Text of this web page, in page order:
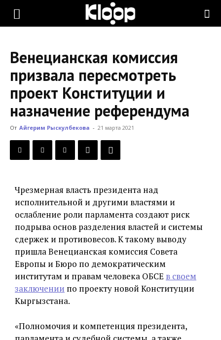
KLOOP.KG
Новости
Кыргызстана
Венецианская комиссия
призвала пересмотреть
проект Конституции и
назначение референдума
От Айгерим Рыскулбекова - 21 марта 2021
Чрезмерная власть президента над
исполнительной и другими властями и
ослабление роли парламента создают риск
подрыва основ разделения властей и системы
сдержек и противовесов. К такому выводу
пришла Венецианская комиссия Совета
Европы и Бюро по демократическим
институтам и правам человека ОБСЕ в своем
заключении по проекту новой Конституции
Кыргызстана.
«Полномочия и компетенция президента,